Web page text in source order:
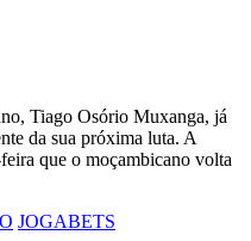
Tiago Osório Muxanga, já
da sua próxima luta. A
que o moçambicano volta
JOGABETS